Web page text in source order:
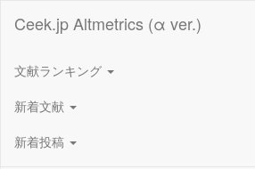
Ceek.jp Altmetrics (α ver.)
文献ランキング
新着文献
新着投稿